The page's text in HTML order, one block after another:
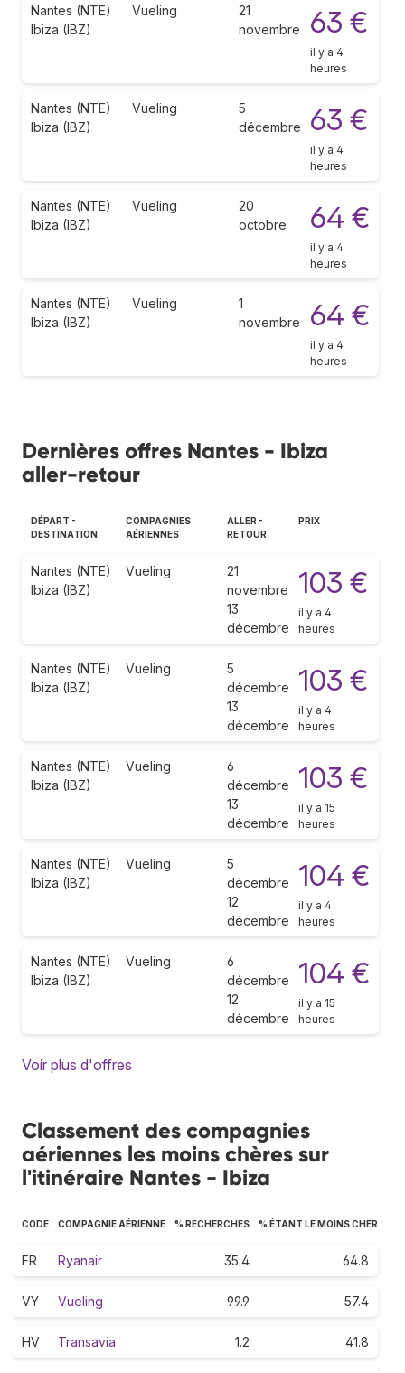
Nantes (NTE)
Ibiza (IBZ)
Vueling
21
novembre
63 €
il y a 4
heures
Nantes (NTE)
Ibiza (IBZ)
Vueling
5
décembre
63 €
il y a 4
heures
Nantes (NTE)
Ibiza (IBZ)
Vueling
20
octobre
64 €
il y a 4
heures
Nantes (NTE)
Ibiza (IBZ)
Vueling
1
novembre
64 €
il y a 4
heures
Dernières offres Nantes - Ibiza
aller-retour
DÉPART -
DESTINATION
COMPAGNIES
AÉRIENNES
ALLER -
RETOUR
PRIX
Nantes (NTE)
Ibiza (IBZ)
Vueling
21
novembre
13
décembre
103 €
il y a 4
heures
Nantes (NTE)
Ibiza (IBZ)
Vueling
5
décembre
13
décembre
103 €
il y a 4
heures
Nantes (NTE)
Ibiza (IBZ)
Vueling
6
décembre
13
décembre
103 €
il y a 15
heures
Nantes (NTE)
Ibiza (IBZ)
Vueling
5
décembre
12
décembre
104 €
il y a 4
heures
Nantes (NTE)
Ibiza (IBZ)
Vueling
6
décembre
12
décembre
104 €
il y a 15
heures
Voir plus d'offres
Classement des compagnies
aériennes les moins chères sur
l'itinéraire Nantes - Ibiza
CODE COMPAGNIE AÉRIENNE % RECHERCHES % ÉTANT LE MOINS CHER
FR Ryanair 35.4 64.8
VY Vueling 99.9 57.4
HV Transavia 1.2 41.8